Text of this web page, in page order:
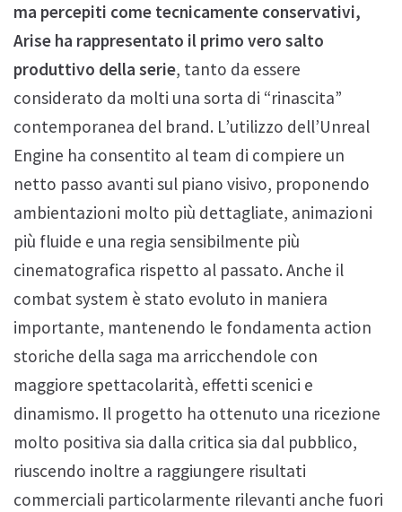
ma percepiti come tecnicamente conservativi,
Arise ha rappresentato il primo vero salto
produttivo della serie, tanto da essere
considerato da molti una sorta di “rinascita”
contemporanea del brand. L’utilizzo dell’Unreal
Engine ha consentito al team di compiere un
netto passo avanti sul piano visivo, proponendo
ambientazioni molto più dettagliate, animazioni
più fluide e una regia sensibilmente più
cinematografica rispetto al passato. Anche il
combat system è stato evoluto in maniera
importante, mantenendo le fondamenta action
storiche della saga ma arricchendole con
maggiore spettacolarità, effetti scenici e
dinamismo. Il progetto ha ottenuto una ricezione
molto positiva sia dalla critica sia dal pubblico,
riuscendo inoltre a raggiungere risultati
commerciali particolarmente rilevanti anche fuori